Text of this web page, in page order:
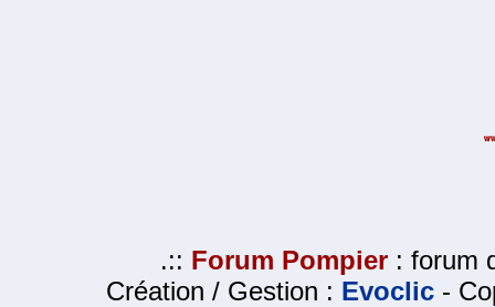
.:: Forum Pompier : forum
Création / Gestion : Evoclic -